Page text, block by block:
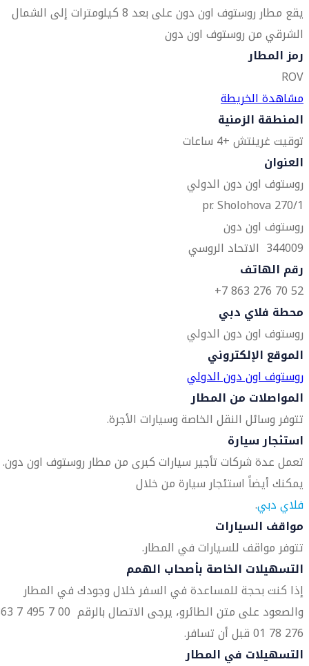
يقع مطار روستوف اون دون على بعد 8 كيلومترات إلى الشمال
الشرقي من روستوف اون دون
رمز المطار
ROV
مشاهدة الخريطة
المنطقة الزمنية
توقيت غرينتش +4 ساعات
العنوان
روستوف اون دون الدولي
pr. Sholohova 270/1
روستوف اون دون
344009 الاتحاد الروسي
رقم الهاتف
52 70 276 863 7+
محطة فلاي دبي
روستوف اون دون الدولي
الموقع الإلكتروني
روستوف اون دون الدولي
المواصلات من المطار
تتوفر وسائل النقل الخاصة وسيارات الأجرة.
استئجار سيارة
تعمل عدة شركات تأجير سيارات كبرى من مطار روستوف اون دون.
يمكنك أيضاً استئجار سيارة من خلال
فلاي دبي.
مواقف السيارات
تتوفر مواقف للسيارات في المطار.
التسهيلات الخاصة بأصحاب الهمم
إذا كنت بحجة للمساعدة في السفر خلال وجودك في المطار
والصعود على متن الطائرو،
276 78 01 قبل أن تسافر.
التسهيلات في المطار